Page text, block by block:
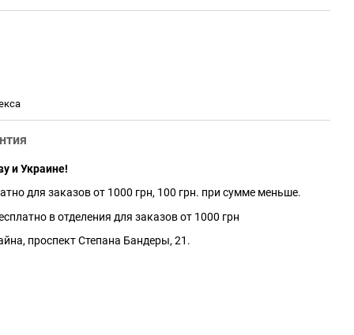
и Украине!
для заказов от 1000 грн, 100 грн. при сумме меньше.
в отделения для заказов от 1000 грн
проспект Степана Бандеры, 21.